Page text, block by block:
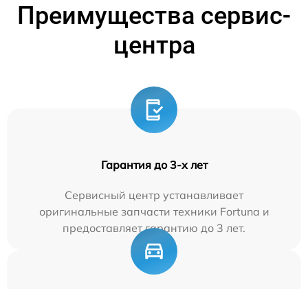
Преимущества сервис-
центра
Гарантия до 3-х лет
Сервисный центр устанавливает
оригинальные запчасти техники Fortuna и
предоставляет гарантию до 3 лет.